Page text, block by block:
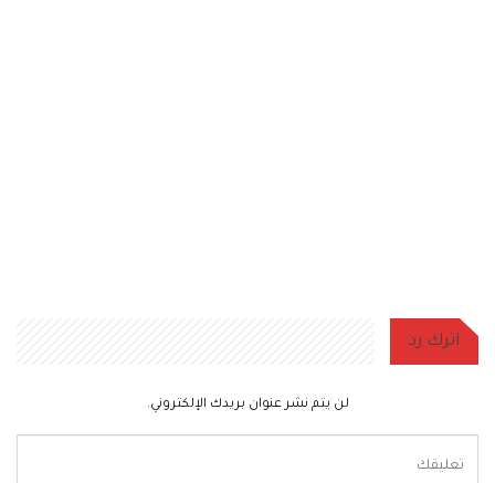
اترك رد
لن يتم نشر عنوان بريدك الإلكتروني.